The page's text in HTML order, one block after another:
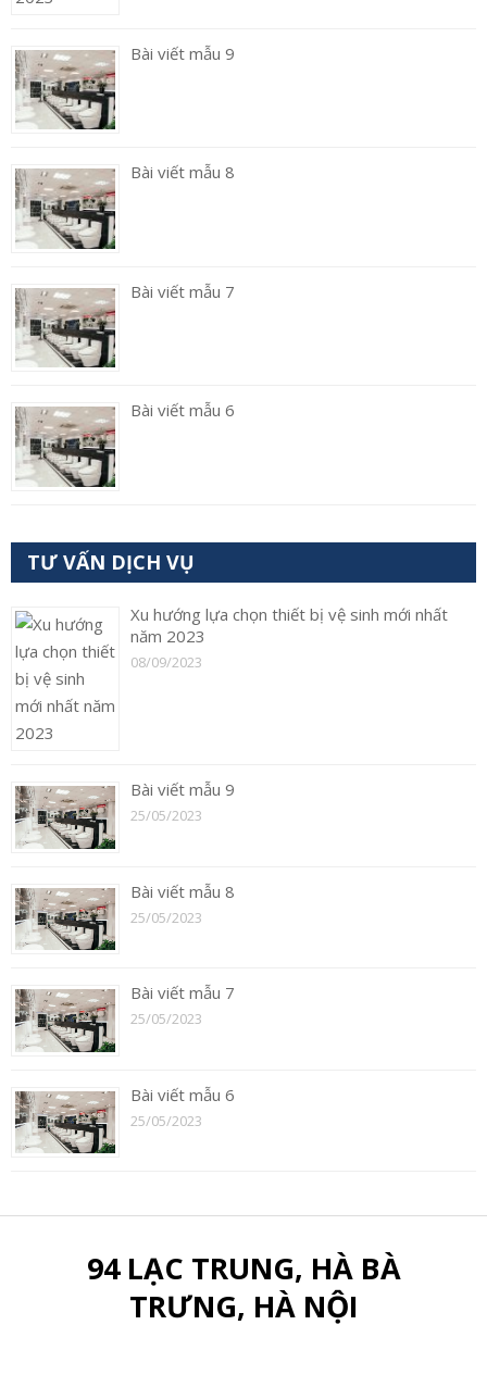
Bài viết mẫu 9
Bài viết mẫu 8
Bài viết mẫu 7
Bài viết mẫu 6
TƯ VẤN DỊCH VỤ
Xu hướng lựa chọn thiết bị vệ sinh mới nhất
năm 2023
08/09/2023
Bài viết mẫu 9
25/05/2023
Bài viết mẫu 8
25/05/2023
Bài viết mẫu 7
25/05/2023
Bài viết mẫu 6
25/05/2023
94 LẠC TRUNG, HÀ BÀ
TRƯNG, HÀ NỘI